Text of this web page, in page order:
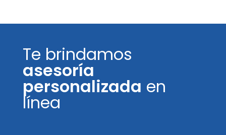
Te brindamos
asesoría
personalizada en
línea